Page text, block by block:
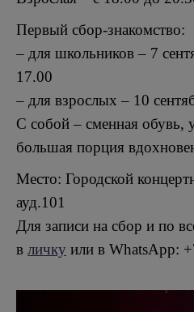
Первый сбор-знакомство:
– для школьников – 7
17.00
– для взрослых – 10
С собой – сменная обувь,
большая порция
Место: Городской
ауд.101
Для записи на сбор и по
в личку или в WhatsApp: